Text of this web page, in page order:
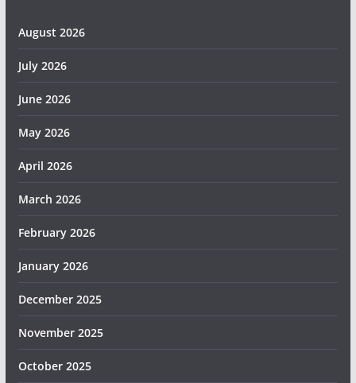
August 2026
July 2026
June 2026
May 2026
April 2026
March 2026
February 2026
January 2026
December 2025
November 2025
October 2025